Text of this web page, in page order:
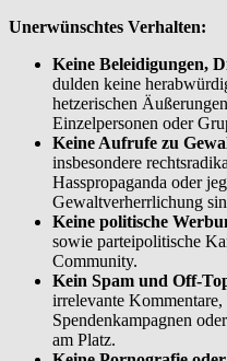
Unerwünschtes Verhalten:
Keine Beleidigungen,
dulden keine
hetzerischen
Einzelpersonen oder
Keine Aufrufe zu
insbesondere
Hasspropaganda oder
Gewaltverherrlichung
Keine politische
sowie parteipolitische
Community.
Kein Spam und Off-
irrelevante
Spendenkampagnen
am Platz.